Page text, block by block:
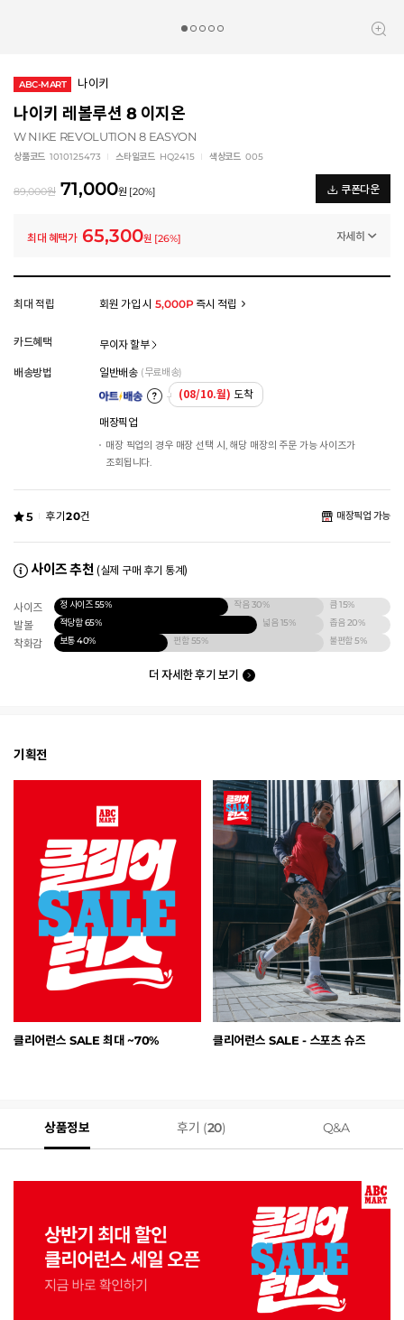
ABC-MART 나이키
나이키 레볼루션 8 이지온
W NIKE REVOLUTION 8 EASYON
상품코드 1010125473 스타일코드 HQ2415 색상코드 005
89,000원 71,000원 [20%] 쿠폰다운
최대 혜택가 65,300원 [26%] 자세히
멤버십 상시 할인
모든 혜택이 적용된 금액으로, 실제 결제 금액과는 차이가 있을 수 있습니다.
최대 적립 회원 가입 시 5,000P즉시 적립
카드혜택 무이자 할부
배송방법 일반배송 (무료배송)
(08/10.월) 도착
매장픽업
매장 픽업의 경우 매장 선택 시, 해당 매장의 주문 가능 사이즈가
조회됩니다.
5 후기20건 매장픽업 가능
사이즈 추천 (실제 구매 후기 통계)
사이즈 정 사이즈55% 작음30% 큼15%
발볼 적당함65% 넓음15% 좁음20%
착화감 보통40% 편함 55% 불편함5%
더 자세한 후기 보기
기획전
클리어런스 SALE 최대 ~70% 클리어런스 SALE - 스포츠 슈즈
상품정보 후기 (20) Q&A